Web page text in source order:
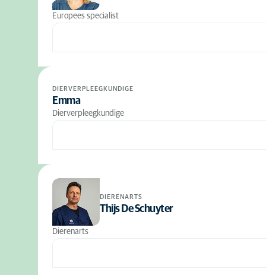
Europees specialist
DIERVERPLEEGKUNDIGE
Emma
Dierverpleegkundige
DIERENARTS
Thijs De Schuyter
Dierenarts